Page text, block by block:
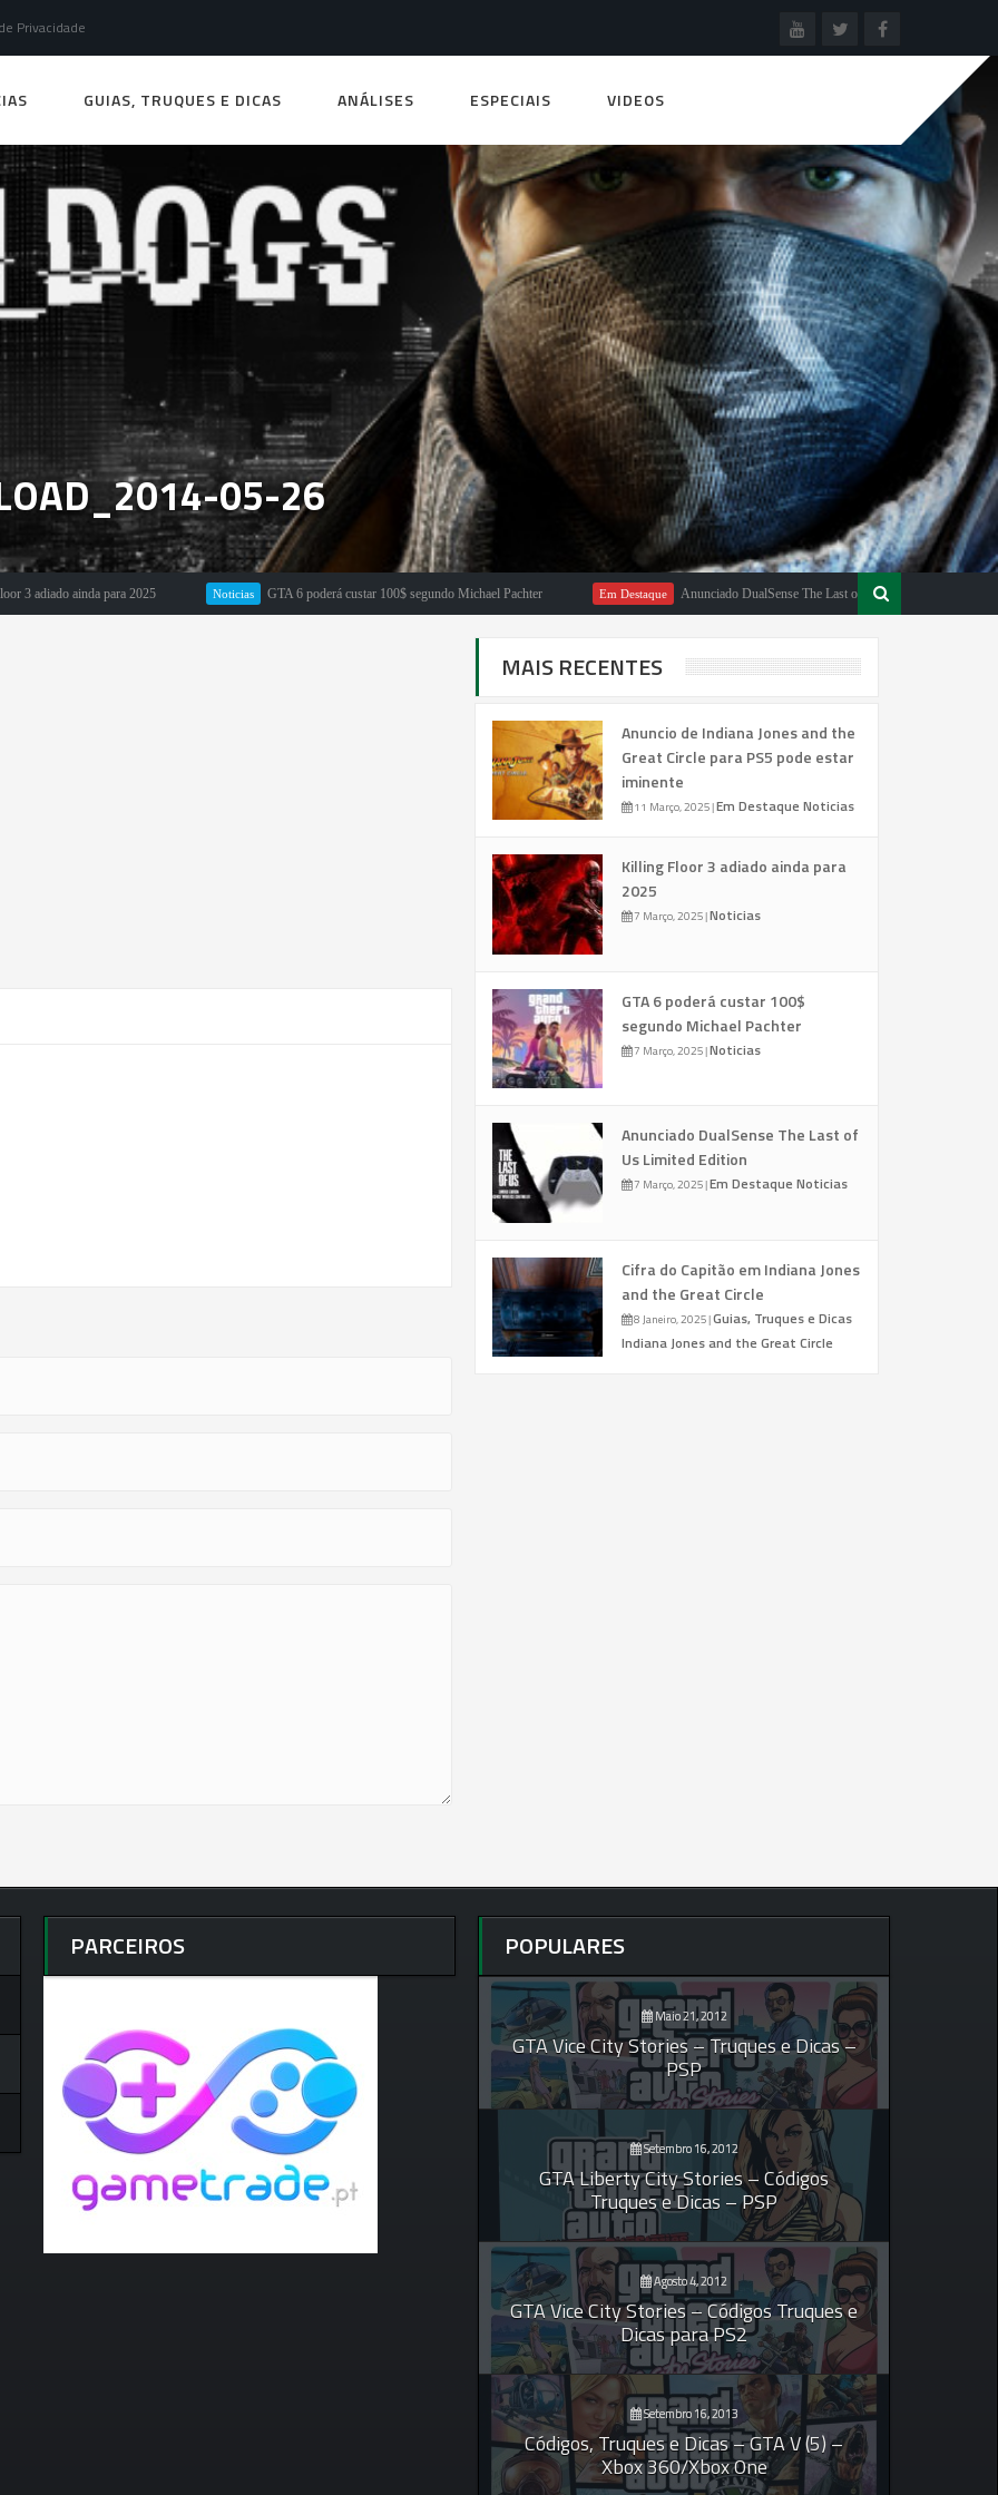
Privacidade
GUIAS, TRUQUES E DICAS ANÁLISES ESPECIAIS VIDEOS
05-26
ainda para 2025 GTA 6 poderá custar 100$ segundo Michael Pachter Em Destaque Anunciado DualSense The Last of Us Limited Edition
MAIS RECENTES
Anuncio de Indiana Jones and the
Great Circle para PS5 pode estar
iminente
11 Março, 2025|Em Destaque Noticias
Killing Floor 3 adiado ainda para
2025
7 Março, 2025|Noticias
GTA 6 poderá custar 100$
segundo Michael Pachter
7 Março, 2025|Noticias
Anunciado DualSense The Last of
Us Limited Edition
7 Março, 2025|Em Destaque Noticias
Cifra do Capitão em Indiana Jones
and the Great Circle
8 Janeiro, 2025|Guias, Truques e Dicas
Indiana Jones and the Great Circle
PARCEIROS POPULARES
Maio 21, 2012
GTA Vice City Stories – Truques e Dicas –
PSP
Setembro 16, 2012
GTA Liberty City Stories – Códigos
Truques e Dicas – PSP
Agosto 4, 2012
GTA Vice City Stories – Códigos Truques e
Dicas para PS2
Setembro 16, 2013
Códigos, Truques e Dicas – GTA V (5) –
Xbox 360/Xbox One